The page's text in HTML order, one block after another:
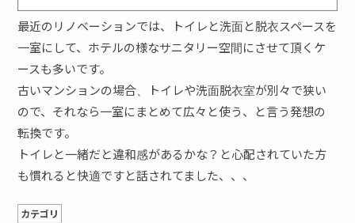
最近のリノベーションでは、トイレと洗面と脱衣スペースを
一室にして、ホテルの様なサニタリー空間にさせて頂くケ
ースも多いです。
古いマンションの場合、トイレや洗面脱衣室が別々で狭い
ので、それなら一室にまとめて広々と使う、と言う発想の
転換です。
トイレと一緒だと違和感があるかな？と心配されていた方
も慣れると快適ですと話されてました、、、
カテゴリ